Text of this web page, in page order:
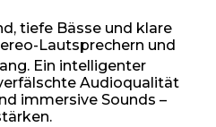
tiefe Bässe und klare
Lautsprechern und
Ein intelligenter
Audioqualität
immersive Sounds –